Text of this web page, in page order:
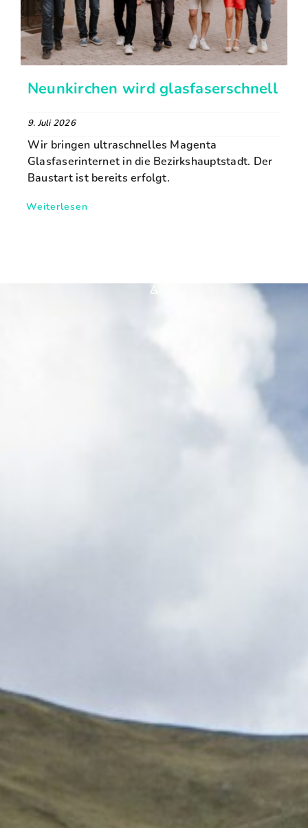
Neunkirchen wird glasfaserschnell
9. Juli 2026
Wir bringen ultraschnelles Magenta
Glasfaserinternet in die Bezirkshauptstadt. Der
Baustart ist bereits erfolgt.
Weiterlesen
*A*